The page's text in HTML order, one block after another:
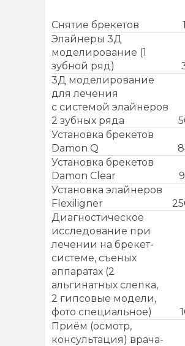
Снятие брекетов
Элайнеры 3Д
моделирование (1
зубной ряд)
3Д моделирование
для лечения
с системой элайнеров
2 зубных ряда
Установка брекетов
Damon Q
Установка брекетов
Damon Clear
Установка элайнеров
Flexiligner
Диагностическое
исследование при
лечении на брекет-
системе, съеных
аппаратах (2
альгинатных слепка,
2 гипсовые модели,
фото специальное)
Приём (осмотр,
консультация) врача-